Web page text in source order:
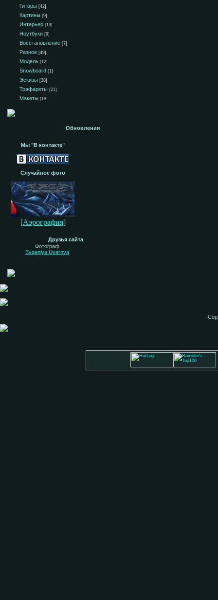
Гитары [42]
Картины [9]
Интерьер [19]
Ноутбуки [9]
Восстановление [7]
Разное [49]
Модель [12]
Snowboard [1]
Эскизы [38]
Трафареты [21]
Макеты [18]
Обновления
Мы "В контакте"
Случайное фото
[Аэрография]
Друзья сайта
Фотограф
Evgeniya Uvarova